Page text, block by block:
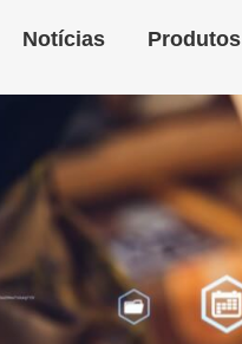
Notícias Produtos